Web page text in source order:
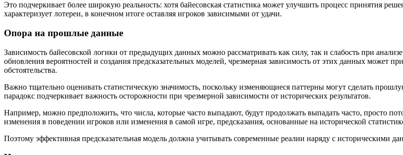
Это подчеркивает более широкую реальность: хотя байесовская статистика может улучшить процесс принятия
характеризует лотереи, в конечном итоге оставляя игроков зависимыми от удачи.
Опора на прошлые данные
Зависимость байесовской логики от предыдущих данных можно рассматривать как силу, так и слабость при
обновления вероятностей и создания предсказательных моделей, чрезмерная зависимость от этих данных может
обстоятельства.
Важно тщательно оценивать статистическую значимость, поскольку изменяющиеся паттерны могут сделать
парадокс подчеркивает важность осторожности при чрезмерной зависимости от исторических результатов.
Например, можно предположить, что числа, которые часто выпадают, будут продолжать выпадать часто, просто
изменения в поведении игроков или изменения в самой игре, предсказания, основанные на исторической
Поэтому эффективная предсказательная модель должна учитывать современные реалии наряду с историческими